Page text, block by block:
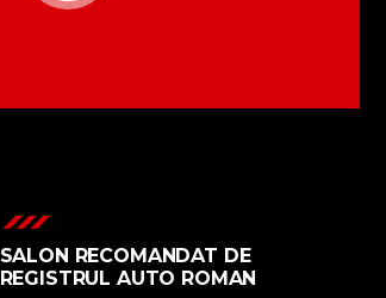
SALON RECOMANDAT DE
REGISTRUL AUTO ROMAN